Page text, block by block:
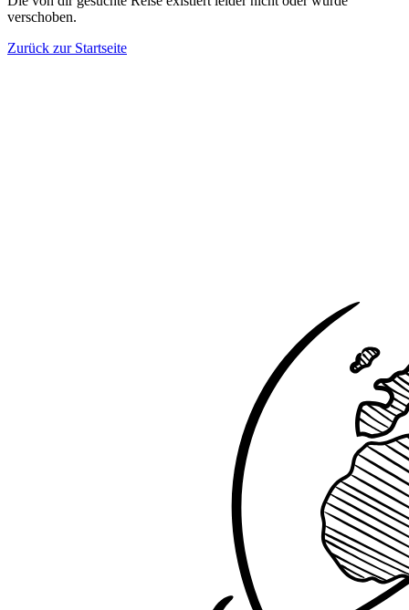
verschoben.
Zurück zur Startseite